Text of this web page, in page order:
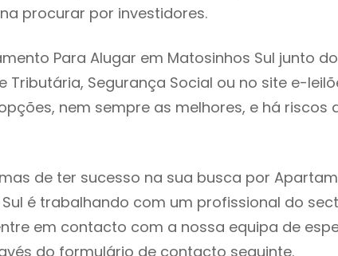
procurar por investidores.
Para Alugar em Matosinhos Sul junto
Tributária, Segurança Social ou no site e-
nem sempre as melhores, e há riscos
de ter sucesso na sua busca por
é trabalhando com um profissional do
em contacto com a nossa equipa de
do formulário de contacto seguinte.